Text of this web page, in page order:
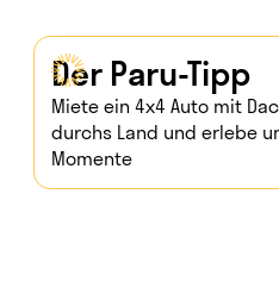
Der Paru-Tipp
Miete ein 4x4 Auto mit
durchs Land und erlebe
Momente